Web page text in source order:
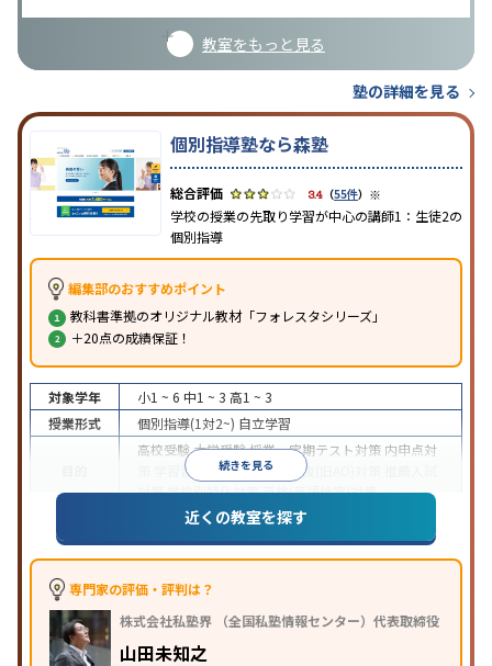
教室をもっと見る
塾の詳細を見る
個別指導塾なら森塾
3.4 （55件） ※
学校の授業の先取り学習が中心の講師1：生徒2の
個別指導
編集部のおすすめポイント
教科書準拠のオリジナル教材「フォレスタシリーズ」
＋20点の成績保証！
続きを見る
対象学年 小1 ~ 6 中1 ~ 3 高1 ~ 3
授業形式
個別指導(1対2~) 自立学習
高校受験大学受験授業・定期テスト対策 内申点対
学習習慣の定着総合型選抜(旧AO)対策
対策学校別特化対策英検(英語検定)対策
成績保証制度あり1科目から受講可能
自習室あり
※2023年3月調査。小学校高学年の個別指導塾アンケート調査方法を参
近くの教室を探す
専門家の評価・評判は？
株式会社私塾界 （全国私塾情報センター）代表取締役
山田未知之